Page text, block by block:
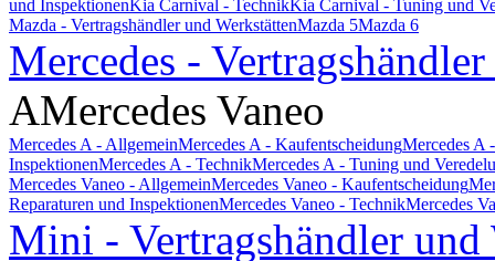
und InspektionenKia Carnival - TechnikKia Carnival - Tuning und
Mazda - Vertragshändler und WerkstättenMazda 5Mazda 6
Mercedes -
AMercedes Vaneo
Mercedes A - AllgemeinMercedes A - KaufentscheidungMercedes A
InspektionenMercedes A - TechnikMercedes A - Tuning und
Mercedes Vaneo - AllgemeinMercedes Vaneo - Kaufentscheidung
Reparaturen und InspektionenMercedes Vaneo - TechnikMercedes
Mini - Vertragshändler und